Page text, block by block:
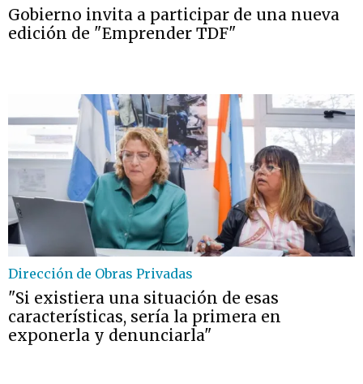
Gobierno invita a participar de una nueva
edición de "Emprender TDF"
Dirección de Obras Privadas
"Si existiera una situación de esas
características, sería la primera en
exponerla y denunciarla"